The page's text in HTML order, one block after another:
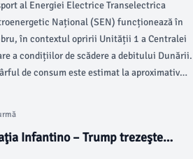
Consumul de energie,
al Energiei Electrice Transelectrica
Național (SEN) funcționează în
în contextul opririi Unității 1 a Centralei
a condițiilor de scădere a debitului Dunării.
de consum este estimat la aproximativ
Infantino – Trump trezeşte